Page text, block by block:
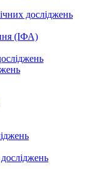
досліджень
(ІФА)